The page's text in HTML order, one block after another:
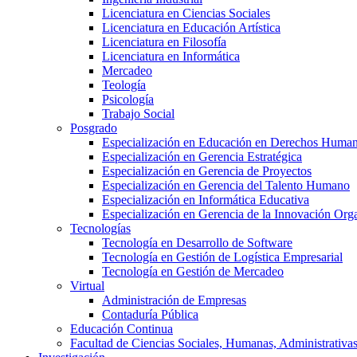
Licenciatura en Ciencias Sociales
Licenciatura en Educación Artística
Licenciatura en Filosofía
Licenciatura en Informática
Mercadeo
Teología
Psicología
Trabajo Social
Posgrado
Especialización en Educación en Derechos
Especialización en Gerencia Estratégica
Especialización en Gerencia de Proyectos
Especialización en Gerencia del Talento Humano
Especialización en Informática Educativa
Especialización en Gerencia de la Innovación
Tecnologías
Tecnología en Desarrollo de Software
Tecnología en Gestión de Logística Empresarial
Tecnología en Gestión de Mercadeo
Virtual
Administración de Empresas
Contaduría Pública
Educación Continua
Facultad de Ciencias Sociales, Humanas,